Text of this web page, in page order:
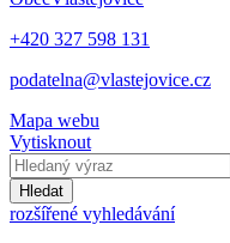
+420 327 598 131
podatelna@vlastejovice.cz
Mapa webu
Vytisknout
Hledat
rozšířené vyhledávání